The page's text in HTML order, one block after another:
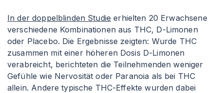
In der doppelblinden Studie erhielten 20 Erwachsene
verschiedene Kombinationen aus THC, D-Limonen
oder Placebo. Die Ergebnisse zeigten: Wurde THC
zusammen mit einer höheren Dosis D-Limonen
verabreicht, berichteten die Teilnehmenden weniger
Gefühle wie Nervosität oder Paranoia als bei THC
allein. Andere typische THC-Effekte wurden dabei